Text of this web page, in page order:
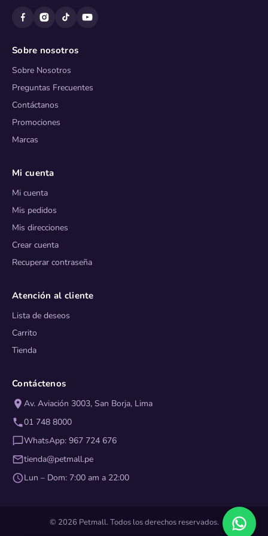
Sobre nosotros
Sobre Nosotros
Preguntas Frecuentes
Contáctanos
Promociones
Marcas
Mi cuenta
Mi cuenta
Mis pedidos
Mis direcciones
Crear cuenta
Recuperar contraseña
Atención al cliente
Lista de deseos
Carrito
Tienda
Contáctenos
Av. Aviación 3003, San Borja, Lima
01 748 8000
WhatsApp: 967 724 676
tienda@petmall.pe
Lun – Dom: 7:00 am a 22:00
© 2026 Petmall. Todos los derechos reservados.